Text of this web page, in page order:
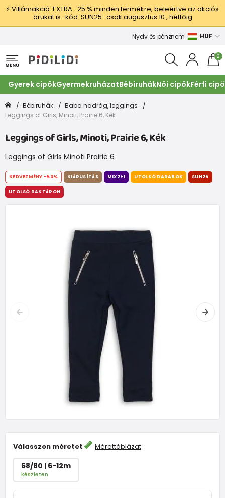
⚡ Villámakció: EXTRA −25 % minden termékre, beleértve az akciós
árukat is · kód: SUN25 · csak augusztus 10., hétfőig
Nyelv és pénznem HUF
MENÜ
0
Gyerek cipőkGyermekruházatBébiruhákNői cipőkFérfi
Bébiruhák
Baba nadrág, leggings
Leggings of Girls, Minoti, Prairie 6, Kék
Leggings of Girls, Minoti, Prairie 6, Kék
Leggings of Girls Minoti Prairie 6
Válasszon méretet Mérettáblázat
68/80 | 6-12m
készleten
KEDVEZMÉNY -53% KIÁRUSÍTÁS MIX2+1 UTOLSÓ DARABOK SUN25
UTOLSÓ RAKTÁRON